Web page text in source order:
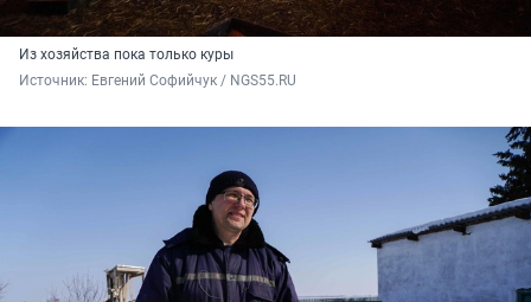
Из хозяйства пока только куры
Источник: Евгений Софийчук / NGS55.RU